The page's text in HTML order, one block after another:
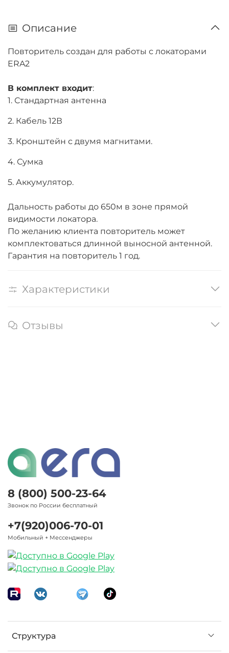
Описание
Повторитель создан для работы с локаторами
ERA2
В комплект входит:
1. Стандартная антенна
2. Кабель 12В
3. Кронштейн с двумя магнитами.
4. Сумка
5. Аккумулятор.
Дальность работы до 650м в зоне прямой
видимости локатора.
По желанию клиента повторитель может
комплектоваться длинной выносной антенной.
Гарантия на повторитель 1 год.
Характеристики
Отзывы
Структура
8 (800) 500-23-64
Звонок по России бесплатный
+7(920)006-70-01
Мобильный + Мессенджеры